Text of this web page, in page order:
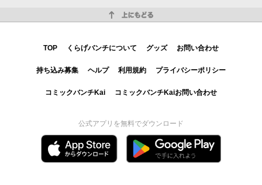
TOP くらげバンチについて グッズ お問い合わせ
持ち込み募集 ヘルプ 利用規約 プライバシーポリシー
コミックバンチKai コミックバンチKaiお問い合わせ
公式アプリを無料でダウンロード